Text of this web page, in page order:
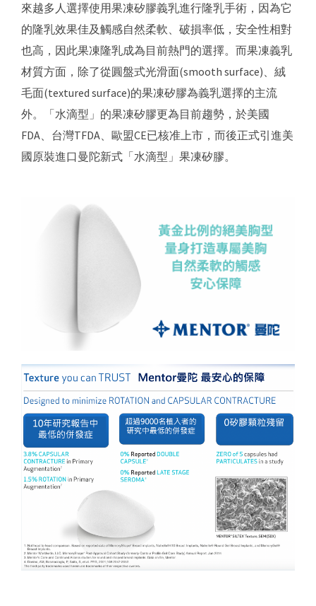
來越多人選擇使用果凍矽膠義乳進行隆乳手術，因為它
的隆乳效果佳及觸感自然柔軟、破損率低，安全性相對
也高，因此果凍隆乳成為目前熱門的選擇。而果凍義乳
材質方面，除了從圓盤式光滑面(smooth surface)、絨
毛面(textured surface)的果凍矽膠為義乳選擇的主流
外。「水滴型」的果凍矽膠更為目前趨勢，於美國
FDA、台灣TFDA、歐盟CE已核准上市，而後正式引進美
國原裝進口曼陀新式「水滴型」果凍矽膠。